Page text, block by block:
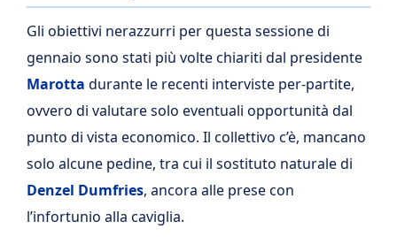
Gli obiettivi nerazzurri per questa sessione di
gennaio sono stati più volte chiariti dal presidente
Marotta durante le recenti interviste per-partite,
ovvero di valutare solo eventuali opportunità dal
punto di vista economico. Il collettivo c’è, mancano
solo alcune pedine, tra cui il sostituto naturale di
Denzel Dumfries, ancora alle prese con
l’infortunio alla caviglia.